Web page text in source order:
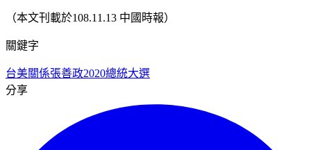
（本文刊載於108.11.13 中國時報）
關鍵字
台美關係張善政2020總統大選
分享